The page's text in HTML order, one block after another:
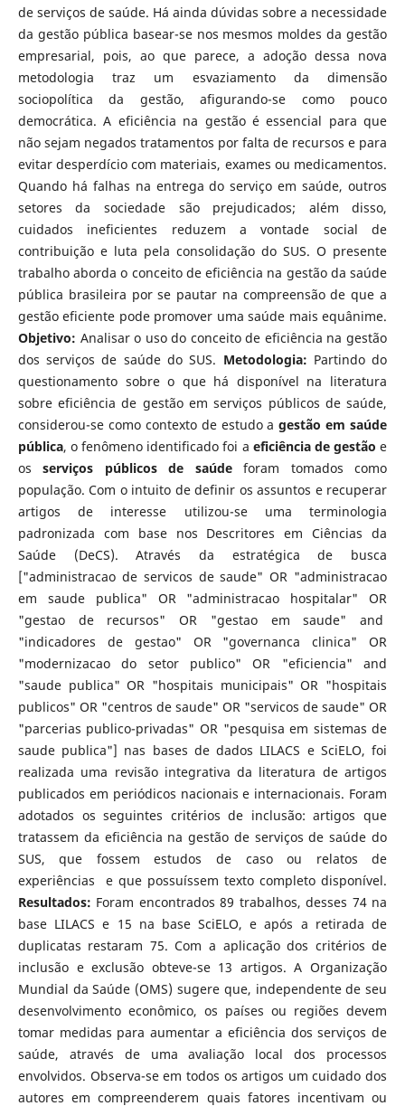
de serviços de saúde. Há ainda dúvidas sobre a necessidade
da gestão pública basear-se nos mesmos moldes da gestão
empresarial, pois, ao que parece, a adoção dessa nova
metodologia traz um esvaziamento da dimensão
sociopolítica da gestão, afigurando-se como pouco
democrática. A eficiência na gestão é essencial para que
não sejam negados tratamentos por falta de recursos e para
evitar desperdício com materiais, exames ou medicamentos.
Quando há falhas na entrega do serviço em saúde, outros
setores da sociedade são prejudicados; além disso,
cuidados ineficientes reduzem a vontade social de
contribuição e luta pela consolidação do SUS. O presente
trabalho aborda o conceito de eficiência na gestão da saúde
pública brasileira por se pautar na compreensão de que a
gestão eficiente pode promover uma saúde mais equânime.
Objetivo: Analisar o uso do conceito de eficiência na gestão
dos serviços de saúde do SUS. Metodologia: Partindo do
questionamento sobre o que há disponível na literatura
sobre eficiência de gestão em serviços públicos de saúde,
considerou-se como contexto de estudo agestão em saúde
pública, o fenômeno identificado foi a eficiência de gestão e
osserviços públicos de saúdeforam tomados como
população. Com o intuito de definir os assuntos e recuperar
artigos de interesse utilizou-se uma terminologia
padronizada com base nos Descritores em Ciências da
Saúde (DeCS). Através da estratégica de busca
["administracao de servicos de saude" OR "administracao
em saude publica" OR "administracao hospitalar" OR
"gestao de recursos" OR "gestao em saude" and
"indicadores de gestao" OR "governanca clinica" OR
"modernizacao do setor publico" OR "eficiencia" and
"saude publica" OR "hospitais municipais" OR "hospitais
publicos" OR "centros de saude" OR "servicos de saude" OR
"parcerias publico-privadas" OR "pesquisa em sistemas de
saude publica"] nas bases de dados LILACS e SciELO, foi
realizada uma revisão integrativa da literatura de artigos
publicados em periódicos nacionais e internacionais. Foram
adotados os seguintes critérios de inclusão: artigos que
tratassem da eficiência na gestão de serviços de saúde do
SUS, que fossem estudos de caso ou relatos de
experiências e que possuíssem texto completo disponível.
Resultados: Foram encontrados 89 trabalhos, desses 74 na
base LILACS e 15 na base SciELO, e após a retirada de
duplicatas restaram 75. Com a aplicação dos critérios de
inclusão e exclusão obteve-se 13 artigos. A Organização
Mundial da Saúde (OMS) sugere que, independente de seu
desenvolvimento econômico, os países ou regiões devem
tomar medidas para aumentar a eficiência dos serviços de
saúde, através de uma avaliação local dos processos
envolvidos. Observa-se em todos os artigos um cuidado dos
autores em compreenderem quais fatores incentivam ou